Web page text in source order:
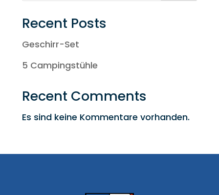
Recent Posts
Geschirr-Set
5 Campingstühle
Recent Comments
Es sind keine Kommentare vorhanden.